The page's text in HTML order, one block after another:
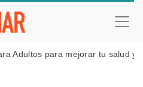
Adultos para mejorar tu salud y